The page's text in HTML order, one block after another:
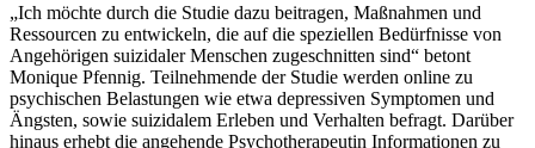
„Ich möchte durch die Studie dazu beitragen, Maßnahmen und
Ressourcen zu entwickeln, die auf die speziellen Bedürfnisse von
Angehörigen suizidaler Menschen zugeschnitten sind“ betont
Monique Pfennig. Teilnehmende der Studie werden online zu
psychischen Belastungen wie etwa depressiven Symptomen und
Ängsten, sowie suizidalem Erleben und Verhalten befragt. Darüber
hinaus erhebt die angehende Psychotherapeutin Informationen zu